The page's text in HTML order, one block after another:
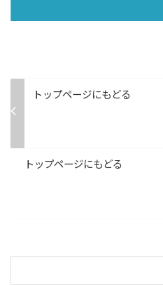
トップページにもどる
トップページにもどる